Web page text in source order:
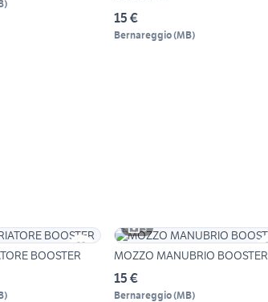
)
15 €
Bernareggio(MB)
BOOSTER
)
3
MOZZO MANUBRIO BOOSTER
15 €
Bernareggio(MB)